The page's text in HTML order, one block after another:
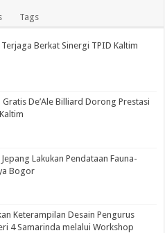
Tags
Berkat Sinergi TPID Kaltim
Gratis De’Ale Billiard Dorong Prestasi
Lakukan Pendataan Fauna-
Bogor
Keterampilan Desain Pengurus
4 Samarinda melalui Workshop